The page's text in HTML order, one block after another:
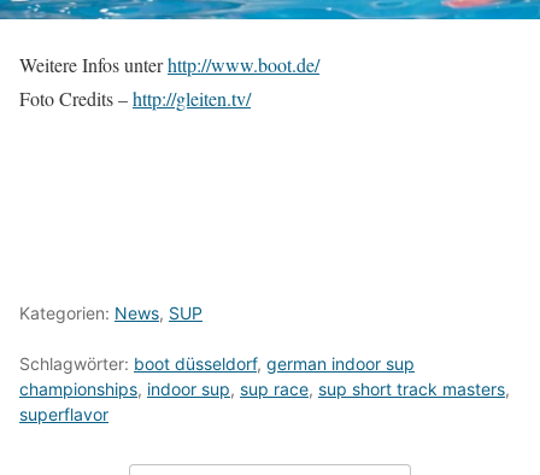
Weitere Infos unterhttp://www.boot.de/
Foto Credits –http://gleiten.tv/
Kategorien: News, SUP
Schlagwörter: boot düsseldorf, german indoor sup
championships, indoor sup, sup race, sup short track masters,
superflavor